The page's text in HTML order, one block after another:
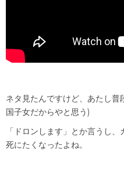
ネタ見たんですけど、あたし
国子女だからやと思う)
「ドロンします」とか言うし
死にたくなったよね。